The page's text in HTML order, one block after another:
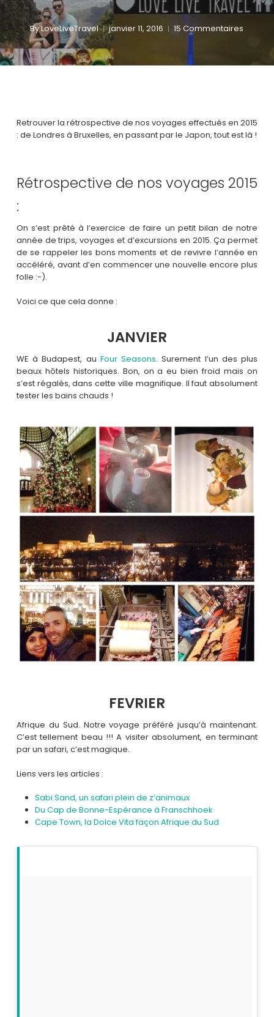
ByLoveLiveTravel janvier 11, 2016 15 Commentaires
Retrouver la rétrospective de nos voyages effectués en 2015
: de Londres à Bruxelles, en passant par le Japon, tout est là !
Rétrospective de nos voyages 2015
:
On s’est prêté à l’exercice de faire un petit bilan de notre
année de trips, voyages et d’excursions en 2015. Ça permet
de se rappeler les bons moments et de revivre l’année en
accéléré, avant d’en commencer une nouvelle encore plus
folle :-).
Voici ce que cela donne :
JANVIER
WE à Budapest, au Four Seasons. Surement l’un des plus
beaux hôtels historiques. Bon, on a eu bien froid mais on
s’est régalés, dans cette ville magnifique. Il faut absolument
tester les bains chauds !
FEVRIER
Afrique du Sud. Notre voyage préféré jusqu’à maintenant.
C’est tellement beau !!! A visiter absolument, en terminant
par un safari, c’est magique.
Liens vers les articles :
Sabi Sand, un safari plein de z’animaux
Du Cap de Bonne-Espérance à Franschhoek
Cape Town, la Dolce Vita façon Afrique du Sud